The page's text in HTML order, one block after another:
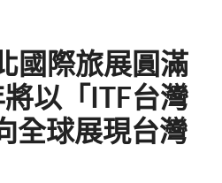
國際旅展圓滿
以「ITF台灣
全球展現台灣